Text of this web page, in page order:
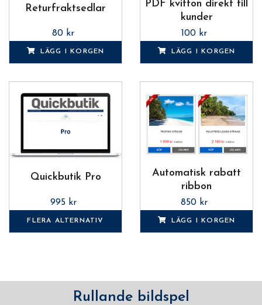
Returfraktsedlar
80 kr
LÄGG I KORGEN
PDF kvitton direkt till
kunder
100 kr
LÄGG I KORGEN
Quickbutik Pro
995 kr
FLERA ALTERNATIV
Automatisk rabatt
ribbon
850 kr
LÄGG I KORGEN
Rullande bildspel